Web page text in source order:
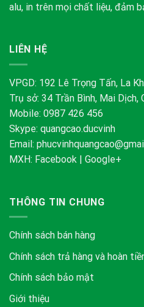
alu, in trên mọi chất liệu, đảm
LIÊN HỆ
VPGD: 192 Lê Trọng Tấn, La
Trụ sở: 34 Trần Bình, Mai Dịch,
Mobile: 0987 426 456
Skype: quangcao.ducvinh
Email:
MXH: Facebook | Google+
THÔNG TIN CHUNG
Chính sách bán hàng
Chính sách trả hàng và hoàn
Chính sách bảo mật
Giới thiệu